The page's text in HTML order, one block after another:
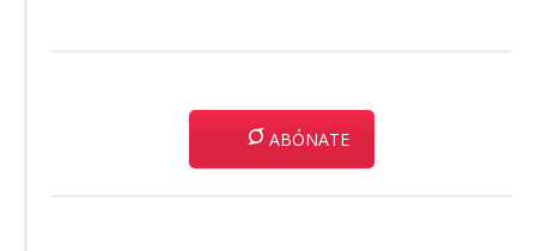
ABÓNATE